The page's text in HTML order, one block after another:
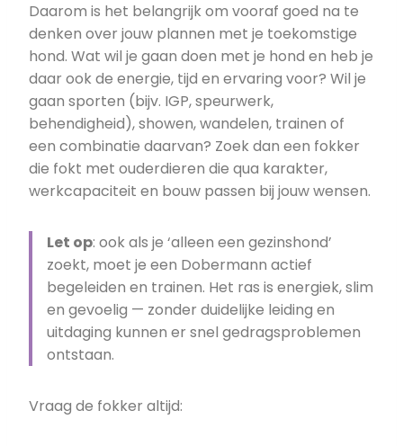
Daarom is het belangrijk om vooraf goed na te
denken over jouw plannen met je toekomstige
hond. Wat wil je gaan doen met je hond en heb je
daar ook de energie, tijd en ervaring voor? Wil je
gaan sporten (bijv. IGP, speurwerk,
behendigheid), showen, wandelen, trainen of
een combinatie daarvan? Zoek dan een fokker
die fokt met ouderdieren die qua karakter,
werkcapaciteit en bouw passen bij jouw wensen.
Let op: ook als je ‘alleen een gezinshond’
zoekt, moet je een Dobermann actief
begeleiden en trainen. Het ras is energiek, slim
en gevoelig — zonder duidelijke leiding en
uitdaging kunnen er snel gedragsproblemen
ontstaan.
Vraag de fokker altijd: